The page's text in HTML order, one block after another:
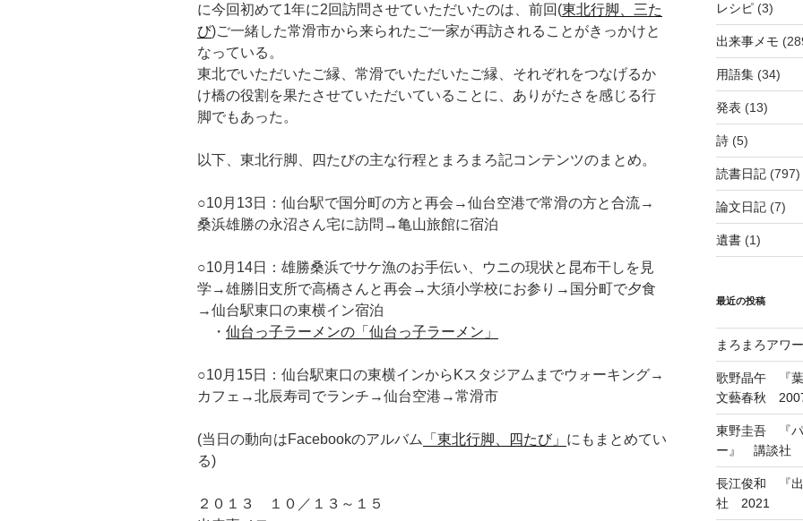
に今回初めて1年に2回訪問させていただいたのは、前回(東北行脚、三た
び)ご一緒した常滑市から来られたご一家が再訪されることがきっかけと
なっている。
東北でいただいたご縁、常滑でいただいたご縁、それぞれをつなげるか
け橋の役割を果たさせていただいていることに、ありがたさを感じる行
脚でもあった。
以下、東北行脚、四たびの主な行程とまろまろ記コンテンツのまとめ。
○10月13日：仙台駅で国分町の方と再会→仙台空港で常滑の方と合流→
桑浜雄勝の永沼さん宅に訪問→亀山旅館に宿泊
○10月14日：雄勝桑浜でサケ漁のお手伝い、ウニの現状と昆布干しを見
学→雄勝旧支所で高橋さんと再会→大須小学校にお参り→国分町で夕食
→仙台駅東口の東横イン宿泊
・ 仙台っ子ラーメンの「仙台っ子ラーメン」
○10月15日：仙台駅東口の東横インからKスタジアムまでウォーキング→
カフェ→北辰寿司でランチ→仙台空港→常滑市
(当日の動向はFacebookのアルバム 「東北行脚、四たび」 にもまとめてい
る)
２０１３ １０／１３～１５
レシピ(3)
出来事メモ
用語集(34)
発表 (13)
詩(5)
読書日記(797)
論文日記(7)
遺書(1)
最近の投稿
まろまろアワ
歌野晶午 『
文藝春秋
東野圭吾 『パ
ー』 講談社
長江俊和 『
社 2021